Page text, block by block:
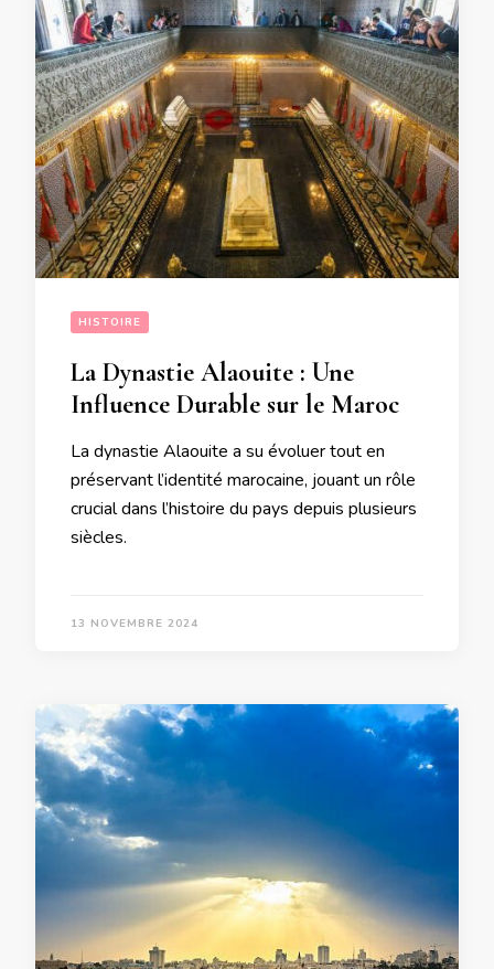
HISTOIRE
La Dynastie Alaouite : Une
Influence Durable sur le Maroc
La dynastie Alaouite a su évoluer tout en
préservant l’identité marocaine, jouant un rôle
crucial dans l’histoire du pays depuis plusieurs
siècles.
13 NOVEMBRE 2024